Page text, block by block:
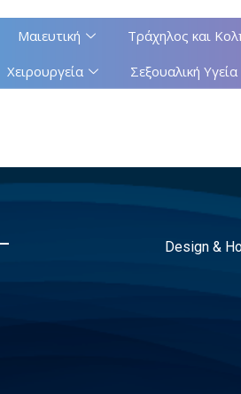
Μαιευτική
Τράχηλος και
Χειρουργεία Σεξουαλική Υγεία
Design &